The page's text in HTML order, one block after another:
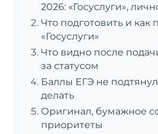
2026: «Госуслуги»,
Что подготовить и как
«Госуслуги»
Что видно после
за статусом
Баллы ЕГЭ не
делать
Оригинал, бумажное
приоритеты